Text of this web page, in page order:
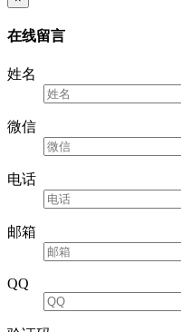
在线留言
姓名
微信
电话
邮箱
QQ